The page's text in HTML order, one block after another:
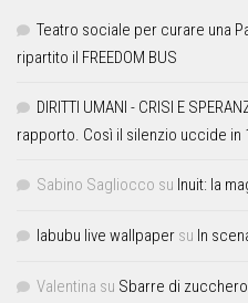
Teatro sociale per curare una
ripartito il FREEDOM BUS
DIRITTI UMANI - CRISI E
rapporto. Così il silenzio uccide in
Sabino Sagliocco su Inuit: la
labubu live wallpaper su In
Valentina su Sbarre di